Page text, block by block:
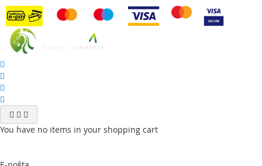
You have no items in your shopping cart